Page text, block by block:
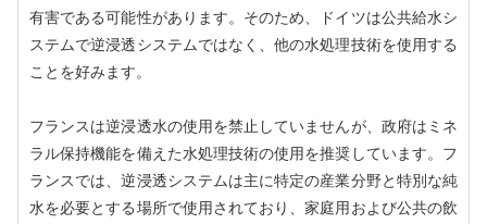
有害である可能性があります。そのため、ドイツは公共給水シ
ステムで逆浸透システムではなく、他の水処理技術を使用する
ことを好みます。
フランスは逆浸透水の使用を禁止していませんが、政府はミネ
ラル保持機能を備えた水処理技術の使用を推奨しています。フ
ランスでは、逆浸透システムは主に特定の産業分野と特別な純
水を必要とする場所で使用されており、家庭用および公共の飲